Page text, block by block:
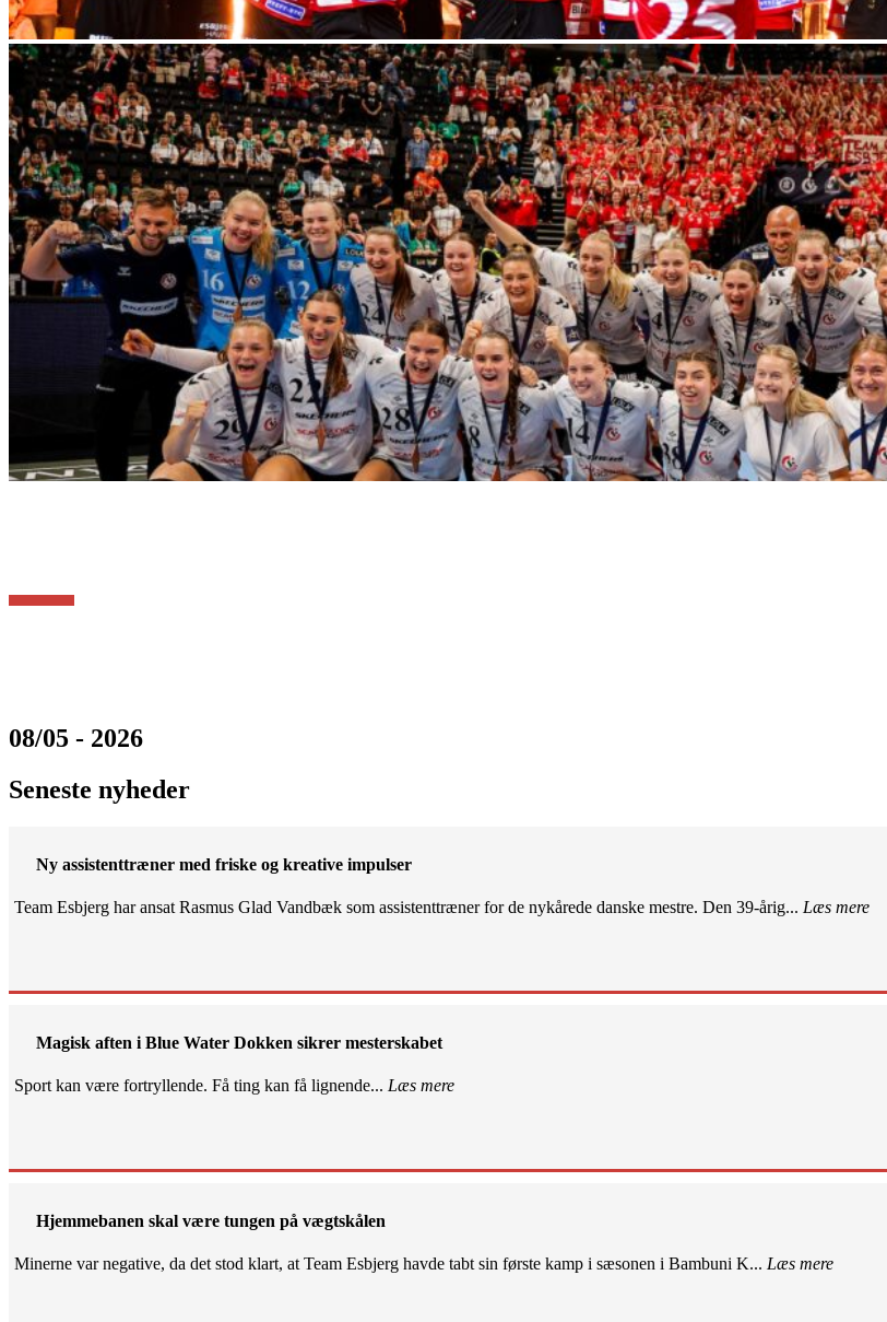
08/05 - 2026
Seneste nyheder
Ny assistenttræner med friske og kreative impulser
Team Esbjerg har ansat Rasmus Glad Vandbæk som assistenttræner for de nykårede danske mestre. Den 39-årig... Læs mere
Magisk aften i Blue Water Dokken sikrer mesterskabet
Sport kan være fortryllende. Få ting kan få lignende... Læs mere
Hjemmebanen skal være tungen på vægtskålen
Minerne var negative, da det stod klart, at Team Esbjerg havde tabt sin første kamp i sæsonen i Bambuni K... Læs mere